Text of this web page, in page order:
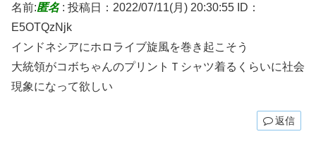
名前:匿名: 投稿日：2022/07/11(月) 20:30:55 ID：
E5OTQzNjk
インドネシアにホロライブ旋風を巻き起こそう
大統領がコボちゃんのプリントＴシャツ着るくらいに社会
現象になって欲しい
返信